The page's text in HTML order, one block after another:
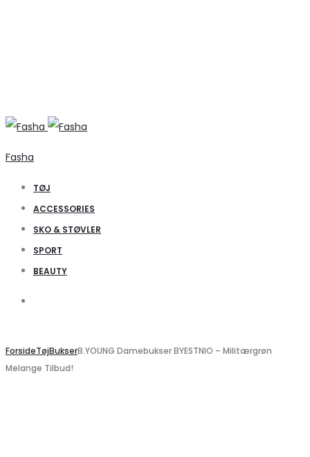
Fasha
TØJ
ACCESSORIES
SKO & STØVLER
SPORT
BEAUTY
ForsideTøjBukserB.YOUNG Damebukser BYESTNIO – Militærgrøn
Melange Tilbud!